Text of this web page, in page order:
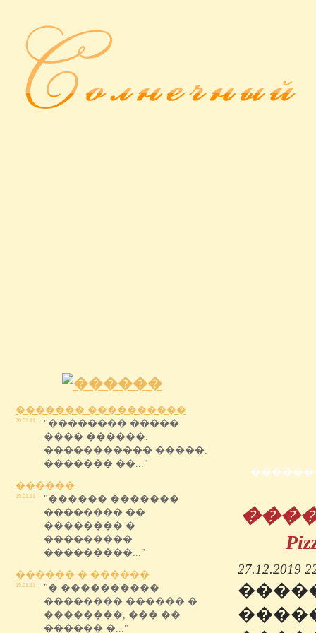
������� ����������
20.01.11
"�������� �����
���� ������.
����������� �����.
������� ��..."
������
15.01.11
"������ �������
�������� ��
�������� �
���������
���������..."
������ � ������
15.01.11
"� ����������
�������� ������ �
��������, ��� ��
������ �..."
27.12.2019